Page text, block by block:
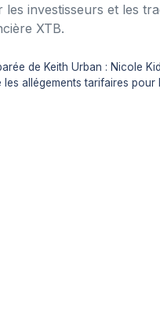
les investisseurs et les
XTB.
de Keith Urban : Nicole
les allégements tarifaires